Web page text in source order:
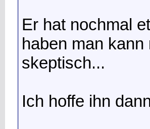
Er hat nochmal
haben man
skeptisch...
Ich hoffe ihn